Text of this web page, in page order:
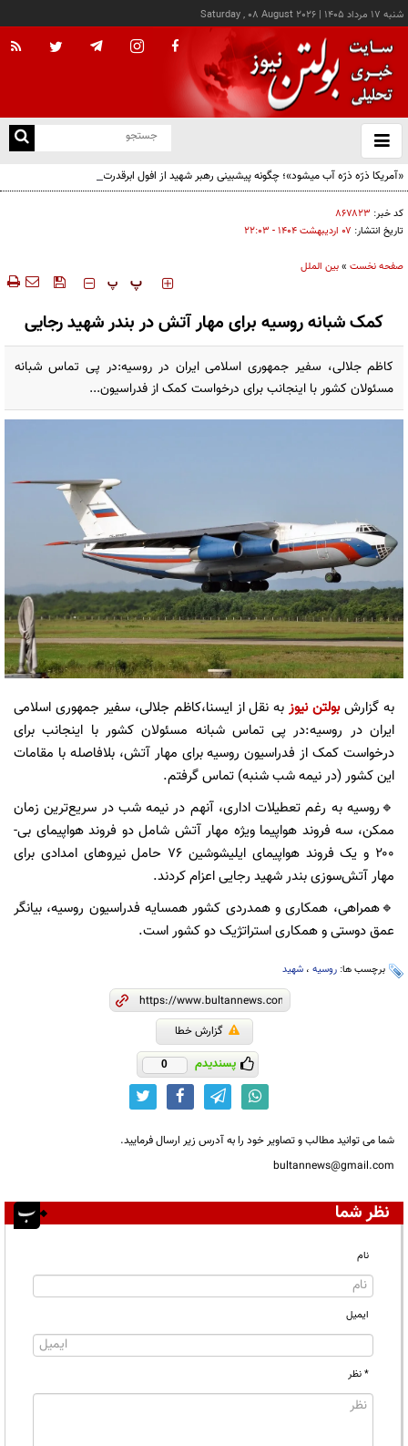
شنبه ۱۷ مرداد ۱۴۰۵ |
Saturday , 08 August 2026
باز
و
«آمریکا ذرّه ذرّه آب میشود»؛ چگونه پیشبینی رهبر شهید از افول ابرقدرت به حقیقت پیوست؟
کد خبر: ۸۶۷۸۲۳
تاریخ انتشار: ۰۷ ارديبهشت ۱۴۰۴ - ۲۲:۰۳
صفحه نخست »بین الملل
‍‍‍ پ پ
کمک شبانه روسیه برای مهار آتش در بندر شهید رجایی
کاظم جلالی، سفیر جمهوری اسلامی ایران در روسیه:در پی تماس شبانه
مسئولان کشور با اینجانب برای درخواست کمک از فدراسیون...
به گزارشبولتن نیوز به نقل از ایسنا،کاظم جلالی، سفیر جمهوری اسلامی
ایران در روسیه:در پی تماس شبانه مسئولان کشور با اینجانب برای
درخواست کمک از فدراسیون روسیه برای مهار آتش، بلافاصله با مقامات
این کشور (در نیمه شب شنبه) تماس گرفتم.
🔹روسیه به رغم تعطیلات اداری، آنهم در نیمه شب در سریع‌ترین زمان
ممکن، سه فروند هواپیما ویژه مهار آتش شامل دو فروند هواپیمای بی-
۲۰۰ و یک فروند هواپیمای ایلیشوشین ۷۶ حامل نیروهای امدادی برای
مهار آتش‌سوزی بندر شهید رجایی اعزام کردند.
🔹همراهی، همکاری و همدردی کشور همسایه فدراسیون روسیه، بیانگر
عمق دوستی و همکاری استراتژیک دو کشور است.
برچسب ها: روسیه ، شهید
گزارش خطا
پسندیدم 0
شما می توانید مطالب و تصاویر خود را به آدرس زیر ارسال فرمایید.
bultannews@gmail.com
نظر شما
نام
ایمیل
* نظر